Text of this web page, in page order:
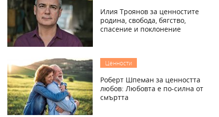
Илия Троянов за ценностите
родина, свобода, бягство,
спасение и поклонение
Ценности
Роберт Шпеман за ценността
любов: Любовта е по-силна от
смъртта